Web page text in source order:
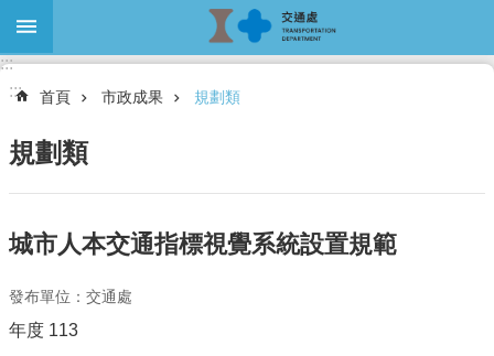
跳到主要內容區塊
進
階
關
於
處
最
:::
:::
首頁 市政成果 規劃類
規劃類
城市人本交通指標視覺系統設置規範
發布單位：交通處
年度 113